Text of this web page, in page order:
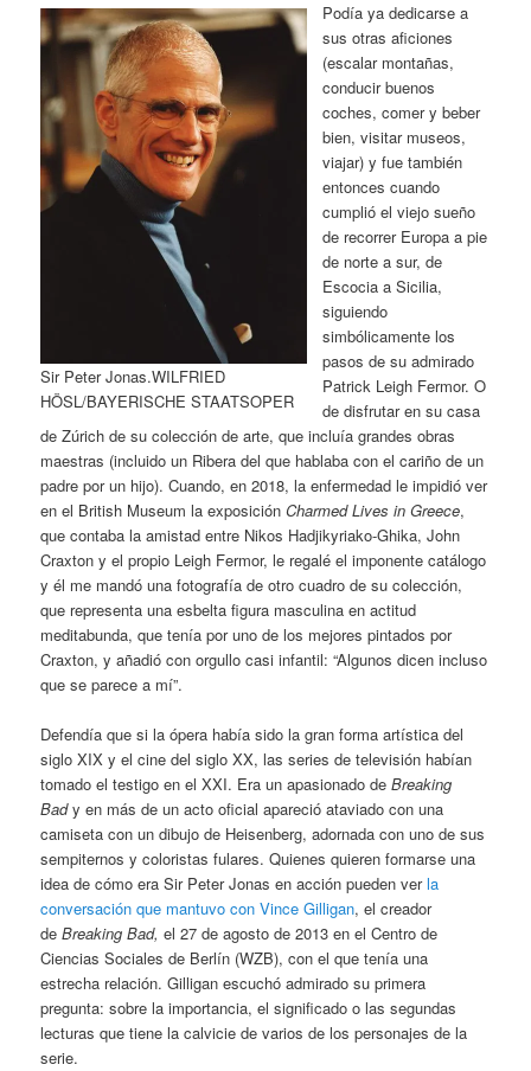
Sir Peter Jonas.WILFRIED
HÖSL/BAYERISCHE STAATSOPER
Podía ya dedicarse a
sus otras aficiones
(escalar montañas,
conducir buenos
coches, comer y beber
bien, visitar museos,
viajar) y fue también
entonces cuando
cumplió el viejo sueño
de recorrer Europa a pie
de norte a sur, de
Escocia a Sicilia,
siguiendo
simbólicamente los
pasos de su admirado
Patrick Leigh Fermor. O
de disfrutar en su casa
de Zúrich de su colección de arte, que incluía grandes obras
maestras (incluido un Ribera del que hablaba con el cariño de un
padre por un hijo). Cuando, en 2018, la enfermedad le impidió ver
en el British Museum la exposiciónCharmed Lives in Greece,
que contaba la amistad entre Nikos Hadjikyriako-Ghika, John
Craxton y el propio Leigh Fermor, le regalé el imponente catálogo
y él me mandó una fotografía de otro cuadro de su colección,
que representa una esbelta figura masculina en actitud
meditabunda, que tenía por uno de los mejores pintados por
Craxton, y añadió con orgullo casi infantil: “Algunos dicen incluso
que se parece a mí”.
Defendía que si la ópera había sido la gran forma artística del
siglo XIX y el cine del siglo XX, las series de televisión habían
tomado el testigo en el XXI. Era un apasionado deBreaking
Bady en más de un acto oficial apareció ataviado con una
camiseta con un dibujo de Heisenberg, adornada con uno de sus
sempiternos y coloristas fulares. Quienes quieren formarse una
idea de cómo era Sir Peter Jonas en acción pueden verla
conversación que mantuvo con Vince Gilligan, el creador
deBreaking Bad,el 27 de agosto de 2013 en el Centro de
Ciencias Sociales de Berlín (WZB), con el que tenía una
estrecha relación. Gilligan escuchó admirado su primera
pregunta: sobre la importancia, el significado o las segundas
lecturas que tiene la calvicie de varios de los personajes de la
serie.